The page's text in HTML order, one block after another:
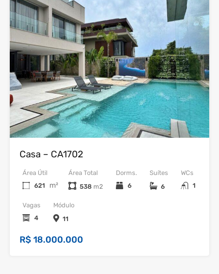
Venda
Casa – CA1702
Dorms.
6
WCs
1
Área Útil
621
m²
Vagas
4
Área Total
538
Suítes
6
Módulo
11
R$ 18.000.000